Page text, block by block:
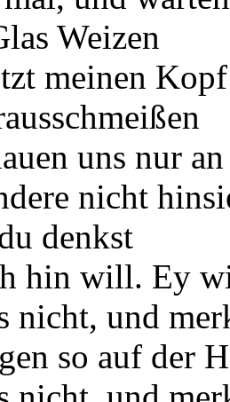
Weizen
meinen Kopf
uns nur an
nicht
denkst
hin will. Ey
nicht, und
so auf der